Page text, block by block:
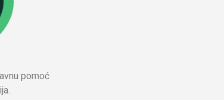
pomoć